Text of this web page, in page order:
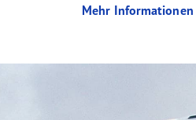
Mehr Informationen